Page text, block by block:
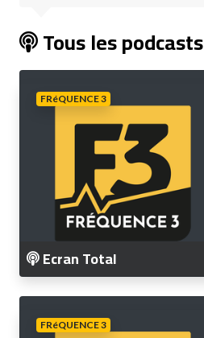
Tous les podcasts
FRéQUENCE 3
Ecran Total
FRéQUENCE 3